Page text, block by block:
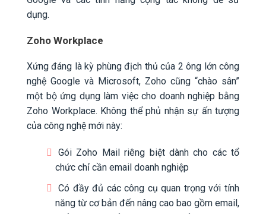
dụng.
Zoho Workplace
Xứng đáng là kỳ phùng địch thủ của 2 ông lớn công
nghệ Google và Microsoft, Zoho cũng “chào sân”
một bộ ứng dụng làm việc cho doanh nghiệp bằng
Zoho Workplace. Không thể phủ nhận sự ấn tượng
của công nghệ mới này:
Gói Zoho Mail riêng biệt dành cho các tổ
chức chỉ cần email doanh nghiệp
Có đầy đủ các công cụ quan trọng với tính
năng từ cơ bản đến nâng cao bao gồm email,